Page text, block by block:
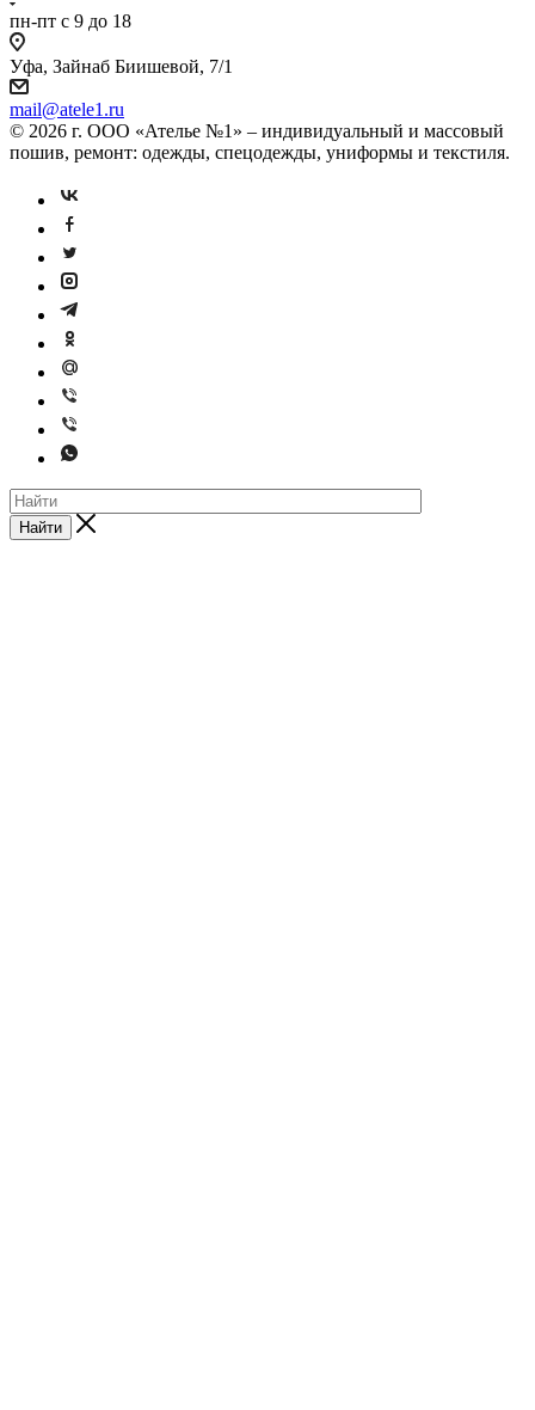
пн-пт с 9 до 18
Уфа, Зайнаб Биишевой, 7/1
mail@atele1.ru
© 2026 г. ООО «Ателье №1» – индивидуальный и массовый
пошив, ремонт: одежды, спецодежды, униформы и текстиля.
Найти